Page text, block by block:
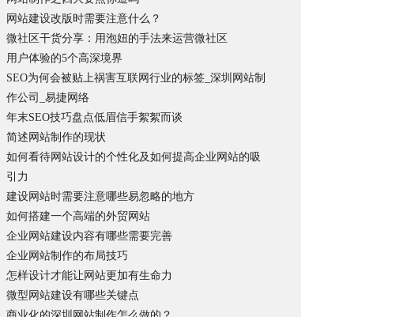
网站建设改版时需要注意什么？
微社区干货分享：用泡妞的手法来运营微社区
用户体验的5个高深境界
SEO为何会被贴上祸害互联网行业的标签_深圳网站制
作公司_易捷网络
年末SEO技巧盘点低眉信手絮絮而谈
简述网站制作的现状
如何看待网站设计的个性化及如何提高企业网站的吸
引力
建设网站时需要注意哪些易忽略的地方
如何搭建一个高端的外贸网站
企业网站建设内容有哪些需要完善
企业网站制作的布局技巧
怎样设计才能让网站更加有生命力
微型网站建设有哪些关键点